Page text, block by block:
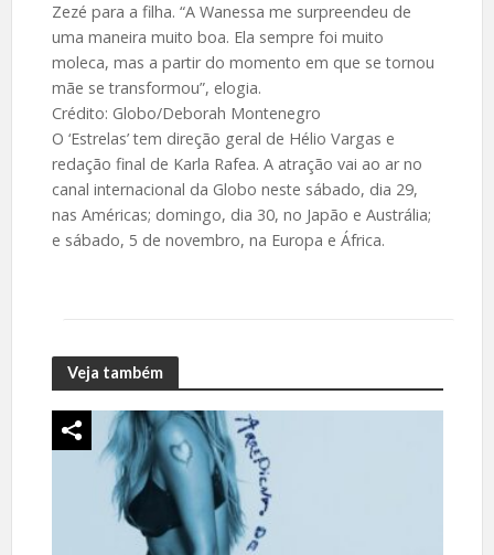
Zezé para a filha. “A Wanessa me surpreendeu de
uma maneira muito boa. Ela sempre foi muito
moleca, mas a partir do momento em que se tornou
mãe se transformou”, elogia.
Crédito: Globo/Deborah Montenegro
O ‘Estrelas’ tem direção geral de Hélio Vargas e
redação final de Karla Rafea. A atração vai ao ar no
canal internacional da Globo neste sábado, dia 29,
nas Américas; domingo, dia 30, no Japão e Austrália;
e sábado, 5 de novembro, na Europa e África.
Veja também